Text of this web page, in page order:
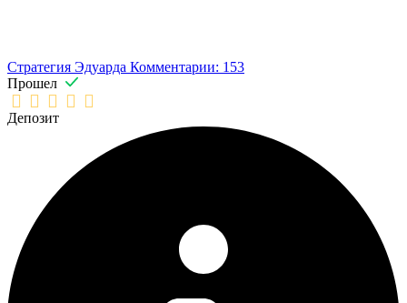
Стратегия Эдуарда Комментарии: 153
Прошел
Депозит